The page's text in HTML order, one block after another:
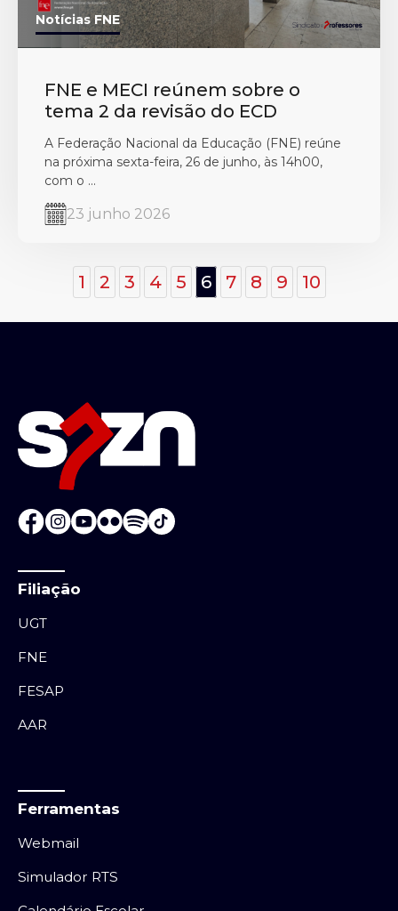
Notícias FNE
FNE e MECI reúnem sobre o
tema 2 da revisão do ECD
A Federação Nacional da Educação (FNE) reúne
na próxima sexta-feira, 26 de junho, às 14h00,
com o ...
23 junho 2026
1 2 3 4 5 6 7 8 9 10
Filiação
UGT
FNE
FESAP
AAR
Ferramentas
Webmail
Simulador RTS